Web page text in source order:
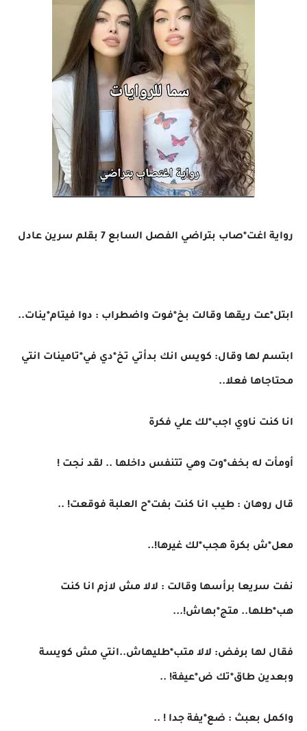
رواية اغت*صاب بتراضي الفصل السابع 7 بقلم سرين عادل
ابتل*عت ريقها وقالت بخ*فوت واضطراب : دوا فيتام*ينات..
ابتسم لها وقال: كويس انك بدأتي تخ*دي في*تامينات انتي
محتاجاها فعلا..
انا كنت ناوي اجب*لك علي فكرة
أومأت له بخف*وت وهي تتنفس داخلها .. لقد نجت !
قال روهان : طيب انا كنت بفت*ح العلبة فوقعت! ..
معل*ش بكرة هجب*لك غيرها!..
نفت سريعا برأسها وقالت : لالا مش لازم انا كنت
هب*طلها.. متج*بهاش!...
فقال لها برفض: لالا متب*طليهاش..انتي مش كويسة
وبعدين طاق*تك ض*عيفة! ..
واكمل بعبث : ضع*يفة جدا ! ..